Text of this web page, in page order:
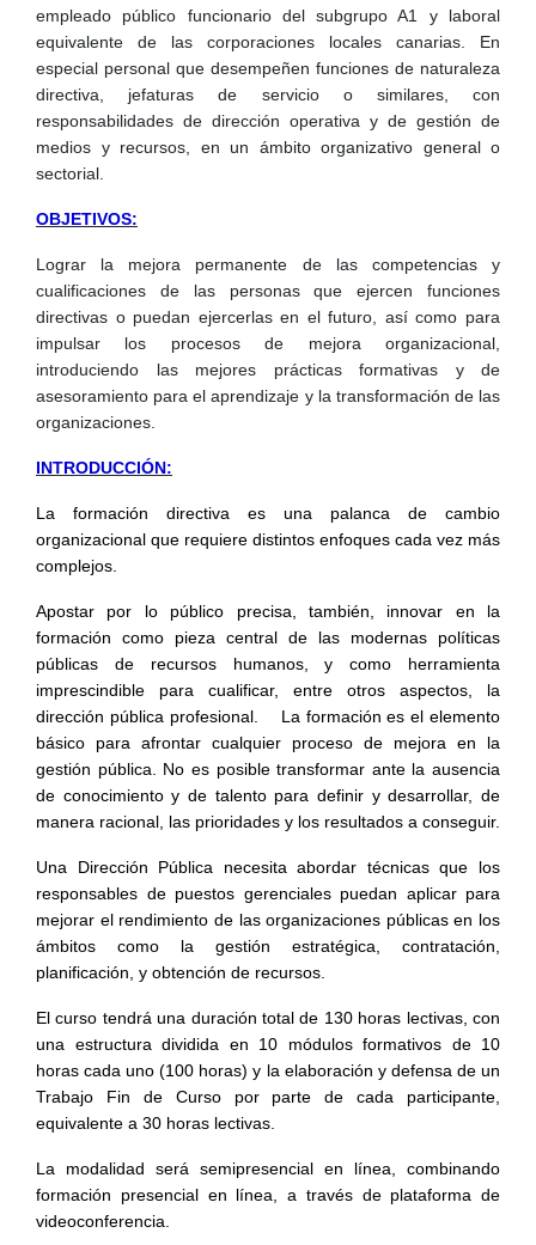
empleado público funcionario del subgrupo A1 y laboral
equivalente de las corporaciones locales canarias. En
especial personal que desempeñen funciones de naturaleza
directiva, jefaturas de servicio o similares, con
responsabilidades de dirección operativa y de gestión de
medios y recursos, en un ámbito organizativo general o
sectorial.
OBJETIVOS:
Lograr la mejora permanente de las competencias y
cualificaciones de las personas que ejercen funciones
directivas o puedan ejercerlas en el futuro, así como para
impulsar los procesos de mejora organizacional,
introduciendo las mejores prácticas formativas y de
asesoramiento para el aprendizaje y la transformación de las
organizaciones.
INTRODUCCIÓN:
La formación directiva es una palanca de cambio
organizacional que requiere distintos enfoques cada vez más
complejos.
Apostar por lo público precisa, también, innovar en la
formación como pieza central de las modernas políticas
públicas de recursos humanos, y como herramienta
imprescindible para cualificar, entre otros aspectos, la
dirección pública profesional. La formación es el elemento
básico para afrontar cualquier proceso de mejora en la
gestión pública. No es posible transformar ante la ausencia
de conocimiento y de talento para definir y desarrollar, de
manera racional, las prioridades y los resultados a conseguir.
Una Dirección Pública necesita abordar técnicas que los
responsables de puestos gerenciales puedan aplicar para
mejorar el rendimiento de las organizaciones públicas en los
ámbitos como la gestión estratégica, contratación,
planificación, y obtención de recursos.
El curso tendrá una duración total de 130 horas lectivas, con
una estructura dividida en 10 módulos formativos de 10
horas cada uno (100 horas) y la elaboración y defensa de un
Trabajo Fin de Curso por parte de cada participante,
equivalente a 30 horas lectivas.
La modalidad será semipresencial en línea, combinando
formación presencial en línea, a través de plataforma de
videoconferencia.